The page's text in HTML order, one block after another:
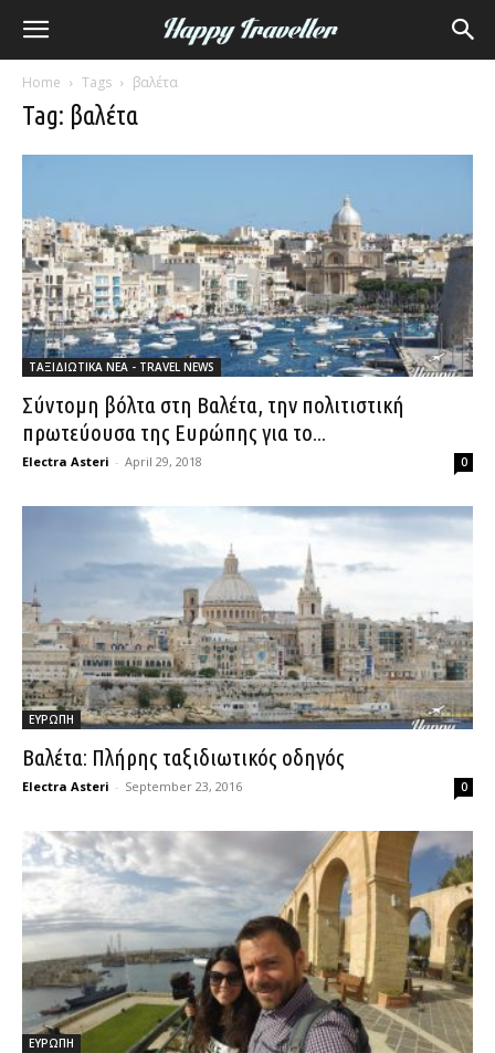
Home Tags βαλέτα
Tag: βαλέτα
ΤΑΞΙΔΙΩΤΙΚΑ ΝΕΑ - TRAVEL NEWS
Σύντομη βόλτα στη Βαλέτα, την πολιτιστική
πρωτεύουσα της Ευρώπης για το...
Electra Asteri - April 29, 2018 0
ΕΥΡΩΠΗ
Βαλέτα: Πλήρης ταξιδιωτικός οδηγός
Electra Asteri - September 23, 2016 0
ΕΥΡΩΠΗ